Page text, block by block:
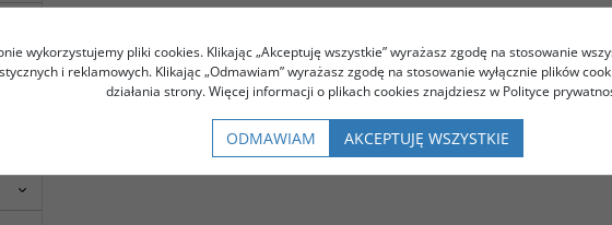
wykorzystujemy pliki cookies. Klikając „Akceptuję wszystkie” wyrażasz zgodę na stosowanie
i reklamowych. Klikając „Odmawiam” wyrażasz zgodę na stosowanie wyłącznie plików
działania strony. Więcej informacji o plikach cookies znajdziesz w Polityce
ODMAWIAM AKCEPTUJĘ WSZYSTKIE